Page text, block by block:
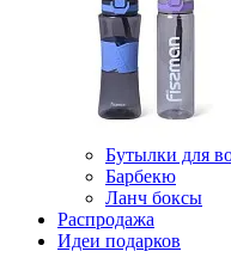
Бутылки для
Барбекю
Ланч боксы
Распродажа
Идеи подарков